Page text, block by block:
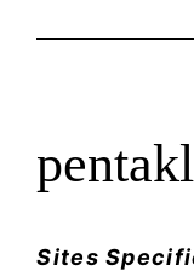
Sites